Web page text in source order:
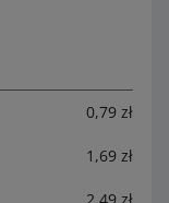
0,79 zł
1,69 zł